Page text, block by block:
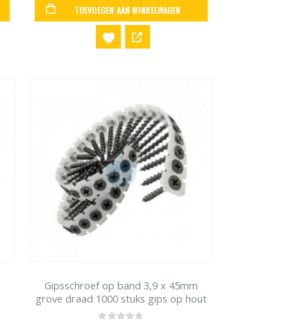
TOEVOEGEN AAN WINKELWAGEN
Gipsschroef op band 3,9 x 45mm
grove draad 1000 stuks gips op hout